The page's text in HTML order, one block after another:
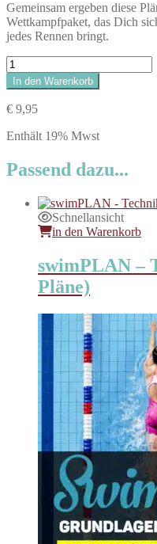
Gemeinsam ergeben diese
Wettkampfpaket, das Dich
jedes Rennen bringt.
swimPLAN
-
Wettkampf
[Essentials]
Pläne)
Menge
In den Warenkorb
€ 9,95
Enthält 19% Mwst
Passend dazu...
Schnellansicht
in den Warenkorb
swimPLAN –
Pläne)